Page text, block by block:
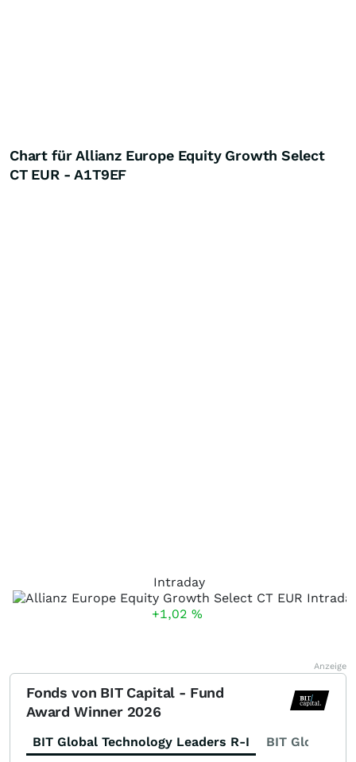
Chart für Allianz Europe Equity Growth Select
CT EUR - A1T9EF
Intraday
+1,02 %
Anzeige
Fonds von BIT Capital - Fund
Award Winner 2026
BIT Global Technology Leaders R-I BIT Global